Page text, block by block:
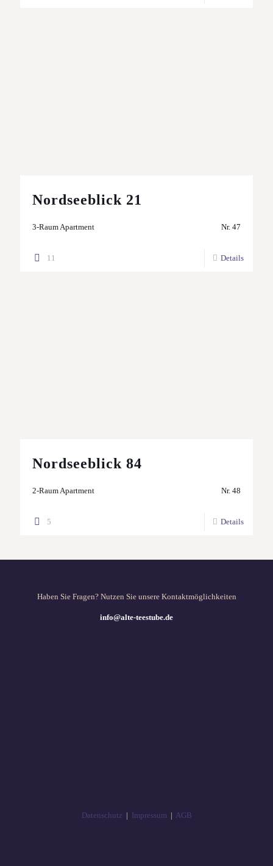
Nordseeblick 21
3-Raum Apartment Nr. 47
11 Details
Nordseeblick 84
2-Raum Apartment Nr. 48
5 Details
Haben Sie Fragen? Nutzen Sie unsere Kontaktmöglichkeiten
info@alte-teestube.de
Datenschutz | Impressum| AGB